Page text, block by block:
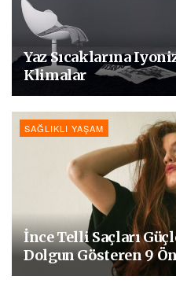
Yaz Sıcaklarına
Klimalar
SAĞLIKLI YAŞAM
İnce Telli Saçları
Dolgun Gösteren 9